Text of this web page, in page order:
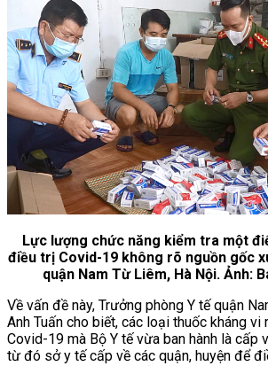
Lực lượng chức năng kiểm tra một
điều trị Covid-19 không rõ nguồn gốc
quận Nam Từ Liêm, Hà Nội. Ảnh:
Về vấn đề này, Trưởng phòng Y tế quận
Anh Tuấn cho biết, các loại thuốc kháng vi
Covid-19 mà Bộ Y tế vừa ban hành là cấp
từ đó sở y tế cấp về các quận, huyện để